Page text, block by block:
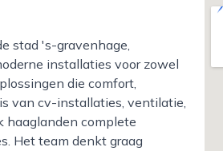
installaties voor zowel
die comfort,
van cv-installaties, ventilatie,
complete
Het team denkt graag